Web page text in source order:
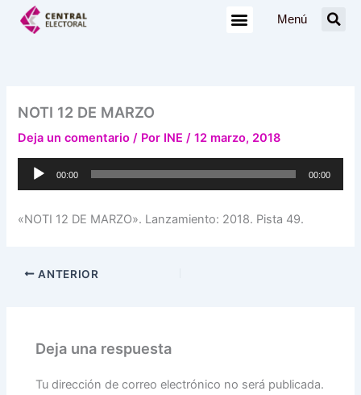
Menú
NOTI 12 DE MARZO
Deja un comentario / Por INE/12 marzo, 2018
Reproductor
00:00 00:00
«NOTI 12 DE MARZO». Lanzamiento: 2018. Pista 49.
ANTERIOR
Deja una respuesta
Tu dirección de correo electrónico no será publicada.